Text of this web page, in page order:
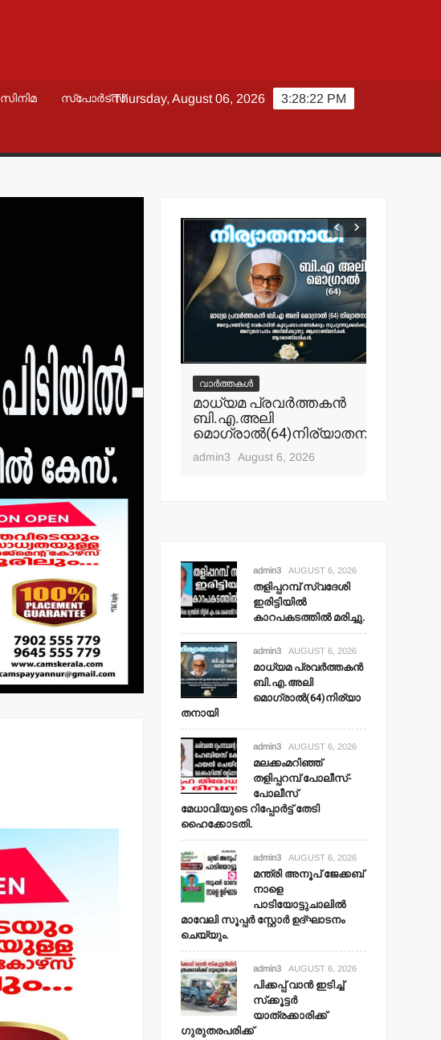
സിനിമ സ്പോർട്സ് 3:28:23 PM
Thursday, August 06, 2026
വാർത്തകൾ
തളിപ്പറമ്പ് സ്വദേശി
ഇരിട്ടിയില്‍
കാറപകടത്തില്‍ മരിച്ചു.
വാർത്തകൾ
മാധ്യമ പ്രവര്‍ത്തകന്‍
ബി.എ.അലി
മൊഗ്രാല്‍(64)നിര്യാതനായി
admin3 August 6, 2026
admin3 AUGUST 6, 2026
തളിപ്പറമ്പ് സ്വദേശി
ഇരിട്ടിയില്‍
കാറപകടത്തില്‍ മരിച്ചു.
admin3 AUGUST 6, 2026
മാധ്യമ പ്രവര്‍ത്തകന്‍
ബി.എ.അലി
മൊഗ്രാല്‍(64)നിര്യാ
തനായി
admin3 AUGUST 6, 2026
മലക്കംമറിഞ്ഞ്
തളിപ്പറമ്പ് പോലീസ്-
പോലീസ്
മേധാവിയുടെ റിപ്പോര്‍ട്ട് തേടി
ഹൈക്കോടതി.
admin3 AUGUST 6, 2026
മന്ത്രി അനൂപ് ജേക്കബ്
നാളെ
പാടിയോട്ടുചാലില്‍
മാവേലി സൂപ്പര്‍ സ്റ്റോര്‍ ഉദ്ഘാടനം
ചെയ്യും.
admin3 AUGUST 6, 2026
പിക്കപ്പ് വാന്‍ ഇടിച്ച്
സ്‌ക്കൂട്ടര്‍
യാത്രക്കാരിക്ക്
ഗുരുതരപരിക്ക്